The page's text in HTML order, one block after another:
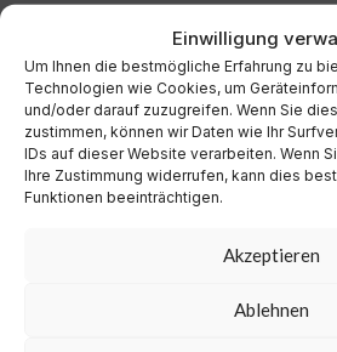
Einwilligung
Um Ihnen die bestmögliche Erfahrung zu
Technologien wie Cookies, um
und/oder darauf zuzugreifen. Wenn Sie
zustimmen, können wir Daten wie Ihr
IDs auf dieser Website verarbeiten. Wenn
Ihre Zustimmung widerrufen, kann dies
Funktionen beeinträchtigen.
Akzeptieren
Ablehnen
Dezember 2024
November 2024
Oktober 2024
September 2024
August 2024
Juli 2024
Juni 2024
Mai 2024